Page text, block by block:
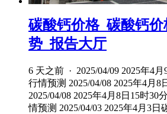
碳酸钙价格_碳酸钙
势_报告大厅
6 天之前 · 2025/04/09 2025年4
行情预测 2025/04/08 2025年4月
2025/04/08 2025年4月8日15时30
情预测 2025/04/03 2025年4月3日